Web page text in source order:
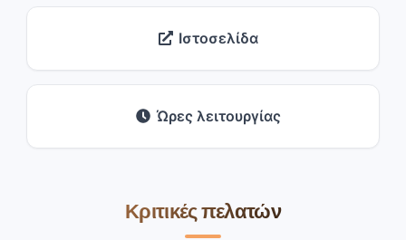
Ιστοσελίδα
Ώρες λειτουργίας
Κριτικές πελατών